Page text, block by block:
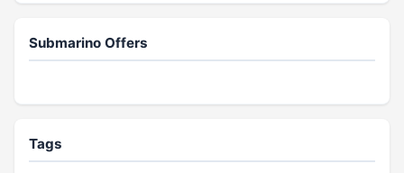
Submarino Offers
Tags